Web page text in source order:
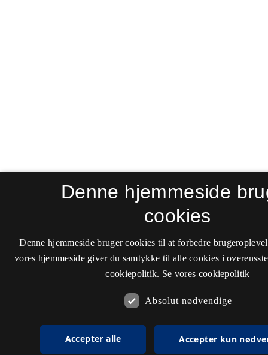
Denne hjemmeside
cookies
Denne hjemmeside bruger cookies til at forbedre
vores hjemmeside giver du samtykke til alle cookies i
cookiepolitik. Se vores cookiepolitik
Absolut nødvendige
Accepter alle Accepter kun